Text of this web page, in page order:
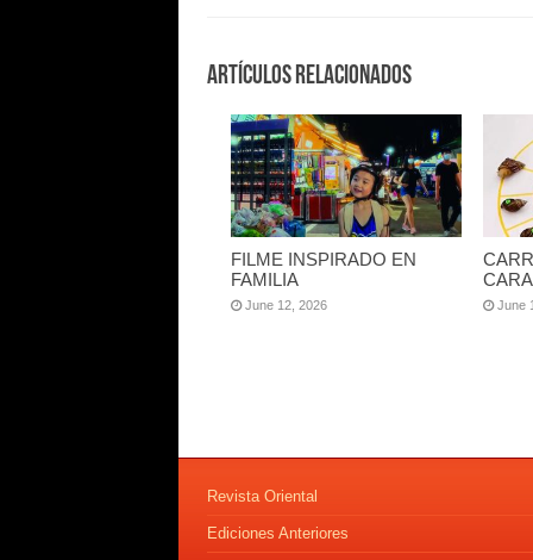
Artículos Relacionados
FILME INSPIRADO EN
FAMILIA
June 12, 2026 June
Revista Oriental
Ediciones Anteriores